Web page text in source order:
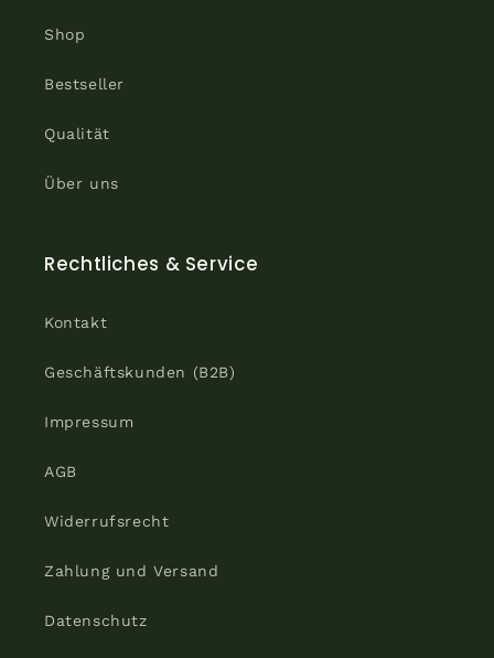
Shop
Bestseller
Qualität
Über uns
Rechtliches & Service
Kontakt
Geschäftskunden (B2B)
Impressum
AGB
Widerrufsrecht
Zahlung und Versand
Datenschutz